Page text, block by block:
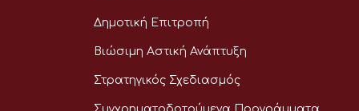
Δημοτική Επιτροπή
Βιώσιμη Αστική Ανάπτυξη
Στρατηγικός Σχεδιασμός